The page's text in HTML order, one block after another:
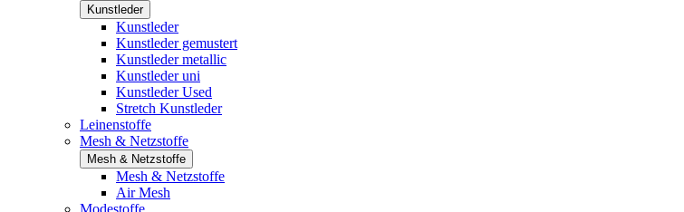
Kunstleder
Kunstleder
Kunstleder gemustert
Kunstleder metallic
Kunstleder uni
Kunstleder Used
Stretch Kunstleder
Leinenstoffe
Mesh & Netzstoffe
Mesh & Netzstoffe
Mesh & Netzstoffe
Air Mesh
Modestoffe